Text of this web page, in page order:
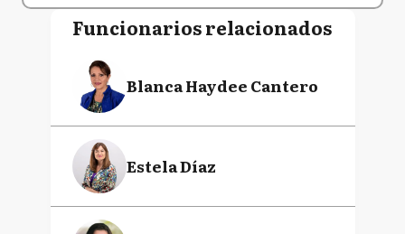
Funcionarios relacionados
Blanca Haydee Cantero
Estela Díaz